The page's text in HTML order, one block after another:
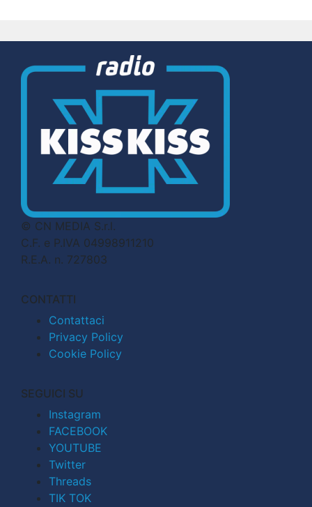
© CN MEDIA S.r.l.
C.F. e P.IVA 04998911210
R.E.A. n. 727803
CONTATTI
Contattaci
Privacy Policy
Cookie Policy
SEGUICI SU
Instagram
FACEBOOK
YOUTUBE
Twitter
Threads
TIK TOK